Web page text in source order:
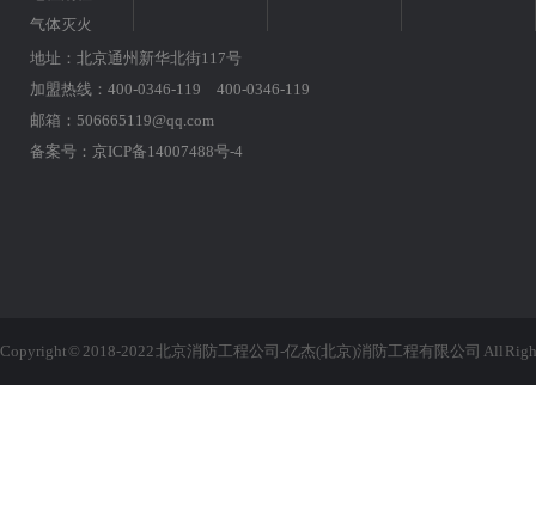
气体灭火
地址：北京通州新华北街117号
加盟热线：400-0346-119 400-0346-119
邮箱：506665119@qq.com
备案号： 京ICP备14007488号-4
Copyright © 2018-2022 北京消防工程公司-亿杰(北京)消防工程有限公司 All